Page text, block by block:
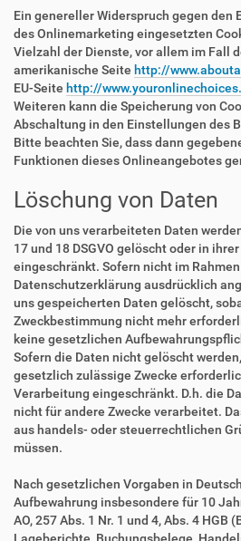
Ein genereller Widerspruch gegen den
des Onlinemarketing eingesetzten
Vielzahl der Dienste, vor allem im Fall
amerikanische Seite http://
EU-Seite http://
Weiteren kann die Speicherung von
Abschaltung in den Einstellungen des
Bitte beachten Sie, dass dann
Funktionen dieses Onlineangebotes
Löschung von Daten
Die von uns verarbeiteten Daten
17 und 18 DSGVO gelöscht oder in
eingeschränkt. Sofern nicht im
Datenschutzerklärung ausdrücklich
uns gespeicherten Daten gelöscht,
Zweckbestimmung nicht mehr
keine gesetzlichen
Sofern die Daten nicht gelöscht
gesetzlich zulässige Zwecke
Verarbeitung eingeschränkt. D.h. die
nicht für andere Zwecke verarbeitet.
aus handels- oder steuerrechtlichen
müssen.
Nach gesetzlichen Vorgaben in
Aufbewahrung insbesondere für 10
AO, 257 Abs. 1 Nr. 1 und 4, Abs. 4 HGB